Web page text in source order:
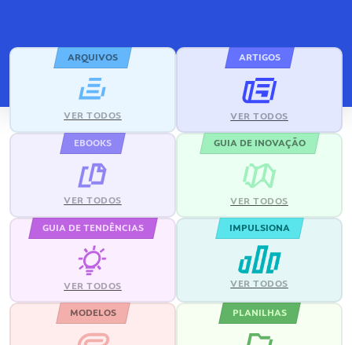
ARQUIVOS
VER TODOS
ARTIGOS
VER TODOS
EBOOKS
VER TODOS
GUIA DE INOVAÇÃO
VER TODOS
GUIA DE TENDÊNCIAS
VER TODOS
IMPULSIONA
VER TODOS
MODELOS PLANILHAS